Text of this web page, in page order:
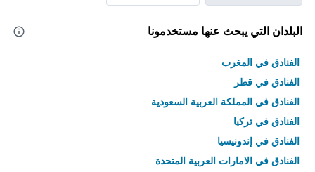
البلدان التي يبحث عنها مستخدمونا
الفنادق في المغرب
الفنادق في قطر
الفنادق في المملكة العربية السعودية
الفنادق في تركيا
الفنادق في إندونيسيا
الفنادق في الامارات العربية المتحدة